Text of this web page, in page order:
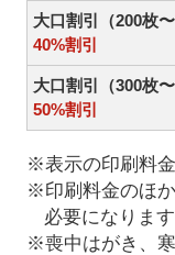
大口割引（200枚〜
40%割引
大口割引（300枚〜
50%割引
※表示の印刷料金
※印刷料金のほ
必要になります
※喪中はがき、